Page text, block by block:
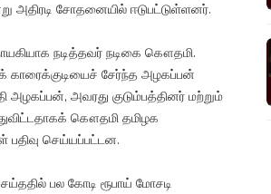
அதிரடி சோதனையில் ஈடுபட்டுள்ளனர்.
நடித்தவர் நடிகை கௌதமி.
காரைக்குடியைச் சேர்ந்த அழகப்பன்
அவரது குடும்பத்தினர் மற்றும்
கௌதமி தமிழக
பதிவு செய்யப்பட்டன.
பல கோடி ரூபாய் மோசடி